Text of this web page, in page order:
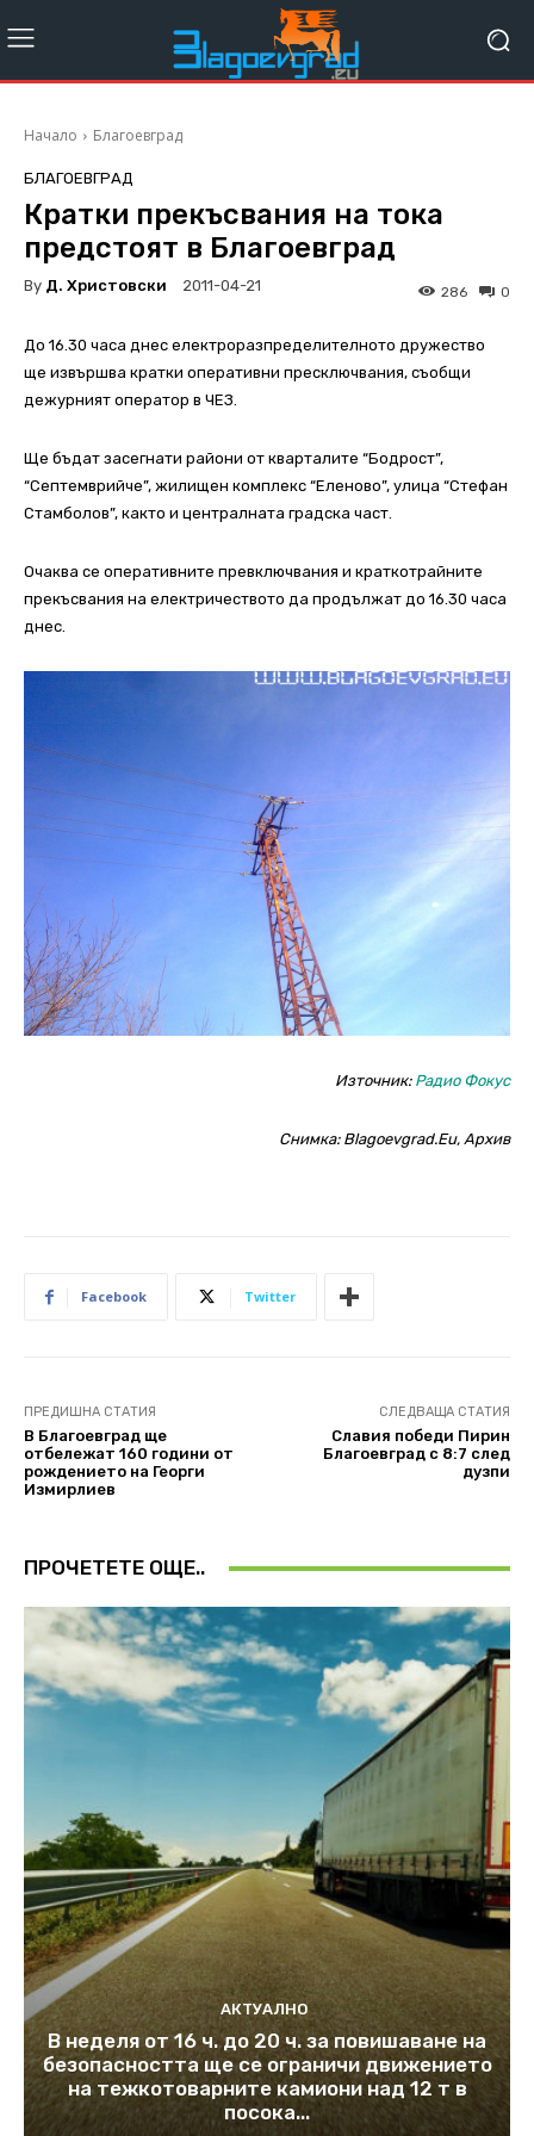
Начало Благоевград
БЛАГОЕВГРАД
Кратки прекъсвания на тока
предстоят в Благоевград
By Д. Христовски 2011-04-21 0
286
До 16.30 часа днес електроразпределителното дружество
ще извършва кратки оперативни пресключвания, съобщи
дежурният оператор в ЧЕЗ.
Ще бъдат засегнати райони от кварталите “Бодрост”,
“Септемврийче”, жилищен комплекс “Еленово”, улица “Стефан
Стамболов”, както и централната градска част.
Очаква се оперативните превключвания и краткотрайните
прекъсвания на електричеството да продължат до 16.30 часа
днес.
Източник: Радио Фокус
Снимка: Blagoevgrad.Eu, Архив
Facebook Twitter
ПРЕДИШНА СТАТИЯ
В Благоевград ще
отбележат 160 години от
рождението на Георги
Измирлиев
СЛЕДВАЩА СТАТИЯ
Славия победи Пирин
Благоевград с 8:7 след
дузпи
ПРОЧЕТЕТЕ ОЩЕ..
АКТУАЛНО
В неделя от 16 ч. до 20 ч. за повишаване на
безопасността ще се ограничи движението
на тежкотоварните камиони над 12 т в
посока...